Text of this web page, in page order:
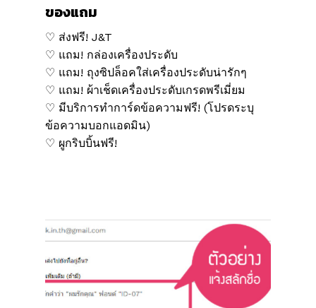
ของแถม
♡ ส่งฟรี! J&T
♡ แถม! กล่องเครื่องประดับ
♡ แถม! ถุงซิปล็อคใส่เครื่องประดับน่ารักๆ
♡ แถม! ผ้าเช็ดเครื่องประดับเกรดพรีเมี่ยม
♡ มีบริการทำการ์ดข้อความฟรี! (โปรดระบุ
ข้อความบอกแอดมิน)
♡ ผูกริบบิ้นฟรี!